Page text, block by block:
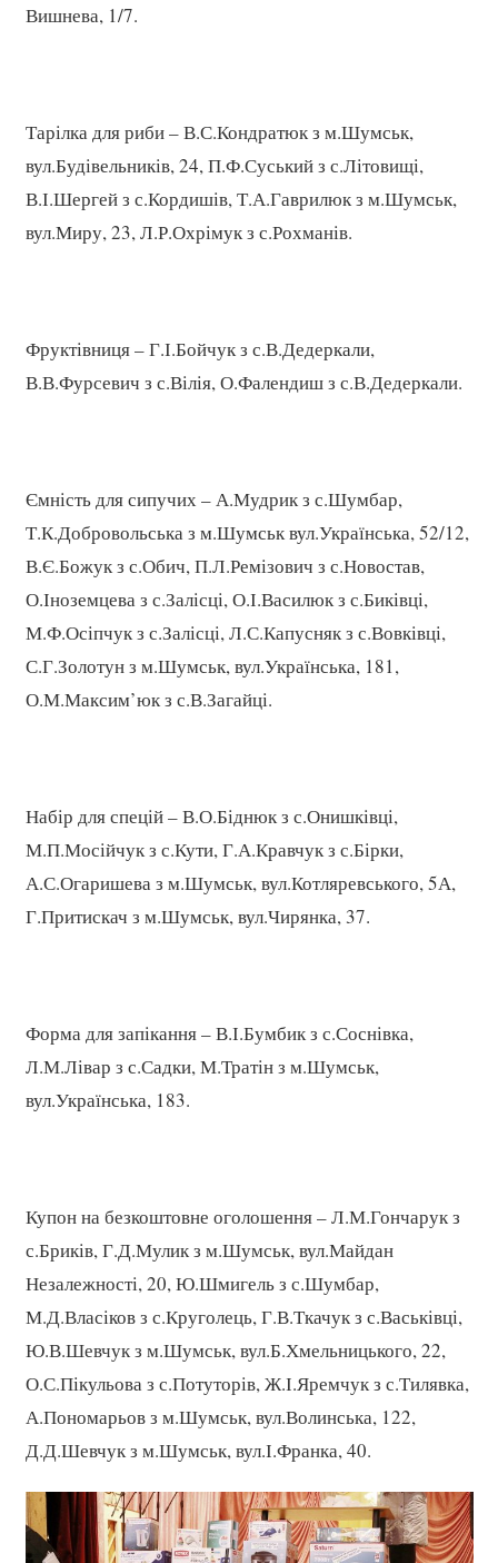
Вишнева, 1/7.
Тарілка для риби – В.С.Кондратюк з м.Шумськ,
вул.Будівельників, 24, П.Ф.Суський з с.Літовищі,
В.І.Шергей з с.Кордишів, Т.А.Гаврилюк з м.Шумськ,
вул.Миру, 23, Л.Р.Охрімук з с.Рохманів.
Фруктівниця – Г.І.Бойчук з с.В.Дедеркали,
В.В.Фурсевич з с.Вілія, О.Фалендиш з с.В.Дедеркали.
Ємність для сипучих – А.Мудрик з с.Шумбар,
Т.К.Добровольська з м.Шумськ вул.Українська, 52/12,
В.Є.Божук з с.Обич, П.Л.Ремізович з с.Новостав,
О.Іноземцева з с.Залісці, О.І.Василюк з с.Биківці,
М.Ф.Осіпчук з с.Залісці, Л.С.Капусняк з с.Вовківці,
С.Г.Золотун з м.Шумськ, вул.Українська, 181,
О.М.Максим’юк з с.В.Загайці.
Набір для спецій – В.О.Біднюк з с.Онишківці,
М.П.Мосійчук з с.Кути, Г.А.Кравчук з с.Бірки,
А.С.Огаришева з м.Шумськ, вул.Котляревського, 5А,
Г.Притискач з м.Шумськ, вул.Чирянка, 37.
Форма для запікання – В.І.Бумбик з с.Соснівка,
Л.М.Лівар з с.Садки, М.Тратін з м.Шумськ,
вул.Українська, 183.
Купон на безкоштовне оголошення – Л.М.Гончарук з
с.Бриків, Г.Д.Мулик з м.Шумськ, вул.Майдан
Незалежності, 20, Ю.Шмигель з с.Шумбар,
М.Д.Власіков з с.Круголець, Г.В.Ткачук з с.Васьківці,
Ю.В.Шевчук з м.Шумськ, вул.Б.Хмельницького, 22,
О.С.Пікульова з с.Потуторів, Ж.І.Яремчук з с.Тилявка,
А.Пономарьов з м.Шумськ, вул.Волинська, 122,
Д.Д.Шевчук з м.Шумськ, вул.І.Франка, 40.